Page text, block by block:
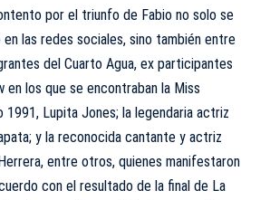
por el triunfo de Fabio no solo se
las redes sociales, sino también entre
del Cuarto Agua, ex participantes
en los que se encontraban la Miss
1991, Lupita Jones; la legendaria actriz
y la reconocida cantante y actriz
entre otros, quienes manifestaron
con el resultado de la final de La